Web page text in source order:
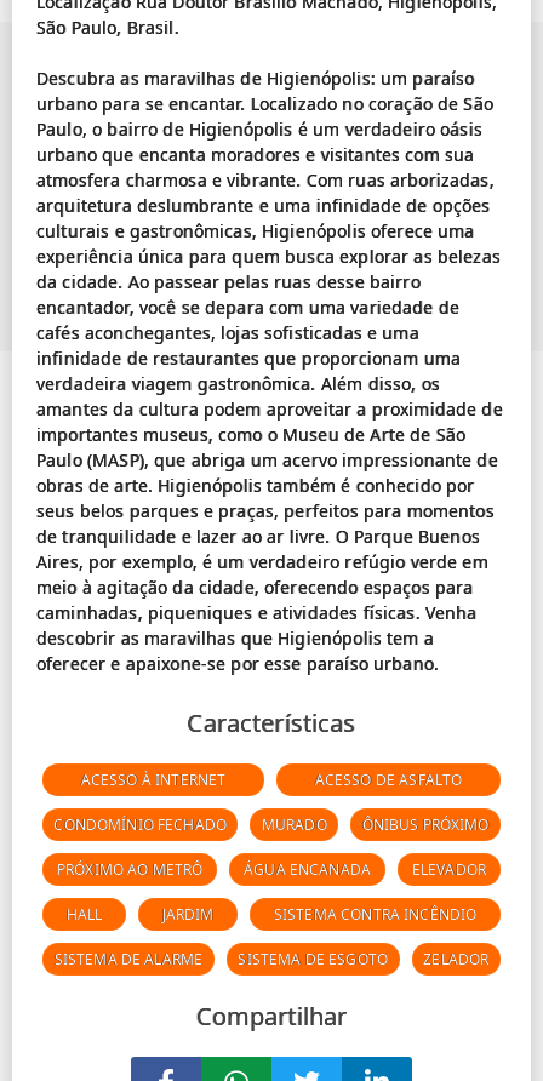
São Paulo, Brasil.
Descubra as maravilhas de Higienópolis: um paraíso
urbano para se encantar. Localizado no coração de São
Paulo, o bairro de Higienópolis é um verdadeiro oásis
urbano que encanta moradores e visitantes com sua
atmosfera charmosa e vibrante. Com ruas arborizadas,
arquitetura deslumbrante e uma infinidade de opções
culturais e gastronômicas, Higienópolis oferece uma
experiência única para quem busca explorar as belezas
da cidade. Ao passear pelas ruas desse bairro
encantador, você se depara com uma variedade de
cafés aconchegantes, lojas sofisticadas e uma
infinidade de restaurantes que proporcionam uma
verdadeira viagem gastronômica. Além disso, os
amantes da cultura podem aproveitar a proximidade de
importantes museus, como o Museu de Arte de São
Paulo (MASP), que abriga um acervo impressionante de
obras de arte. Higienópolis também é conhecido por
seus belos parques e praças, perfeitos para momentos
de tranquilidade e lazer ao ar livre. O Parque Buenos
Aires, por exemplo, é um verdadeiro refúgio verde em
meio à agitação da cidade, oferecendo espaços para
caminhadas, piqueniques e atividades físicas. Venha
descobrir as maravilhas que Higienópolis tem a
Características
ACESSO À INTERNET ACESSO DE ASFALTO
CONDOMÍNIO FECHADO MURADO ÔNIBUS PRÓXIMO
PRÓXIMO AO METRÔ ÁGUA ENCANADA ELEVADOR
HALL JARDIM SISTEMA CONTRA INCÊNDIO
SISTEMA DE ALARME SISTEMA DE ESGOTO ZELADOR
Compartilhar